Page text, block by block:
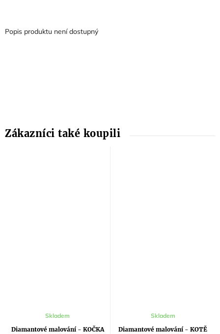
Popis produktu není dostupný
Diamantové malování - KOČKA
Skladem
Diamantové malování - KOTĚ
Skladem